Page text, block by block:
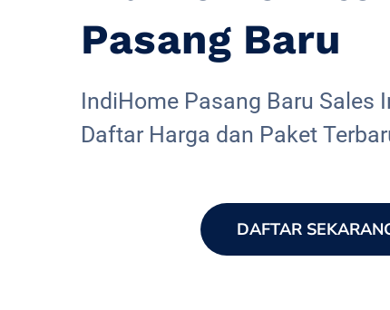
Pasang Baru
IndiHome Pasang Baru Sales
Daftar Harga dan Paket
DAFTAR